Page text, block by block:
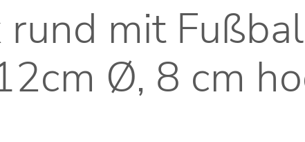
rund mit
Ø, 8 cm